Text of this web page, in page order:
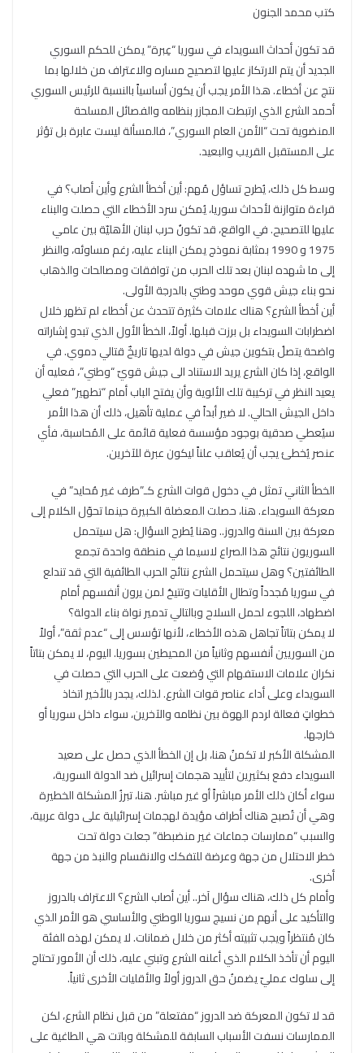
كتب محمد الجنون
قد تكون أحداث السويداء في سوريا “عِبرة” يمكن للحكم السوري
الجديد أن يتم الارتكاز عليها لتصحيح مساره والاعتراف من خلالها بما
نتج عن أخطاء. هذا الأمر يجب أن يكون أساسياً بالنسبة للرئيس السوري
أحمد الشرع الذي ارتبطت المجازر بنظامه والفصائل المسلحة
المنضوية تحت “الأمن العام السوري”، فالمسألة ليست عابرة بل تؤثر
على المستقبل القريب والبعيد.
وسط كل ذلك، يُطرح تساؤل مُهم: أين أخطأ الشرع وأين أصاب؟ في
قراءة متوازنة لأحداث سوريا، يُمكن سرد الأخطاء التي حصلت والبناء
عليها للتصحيح. في الواقع، قد تكونُ حرب لبنان الأهليّة بين عامي
1975 و 1990 بمثابة نموذج يمكن البناء عليه، رغم مساوئه، والنظر
إلى ما شهده لبنان بعد تلك الحرب من توافقات ومصالحات والذهاب
نحو بناء جيش قوي موحد وطني بالدرجة الأولى.
أين أخطأ الشرع؟ هناك علامات كثيرة تتحدث عن أخطاء لم تظهر خلال
اضطرابات السويداء بل برزت قبلها. أولاً، الخطأ الأول الذي تبدو إشاراته
واضحة يتصلُ بتكوين جيش في دولة لديها تاريخٌ قتالي دموي. في
الواقع، إذا كان الشرع يريد الاستناد الى جيش قويّ “وطني”، فعليه أن
يعيد النظر في تركيبة تلك الألوية وأن يفتح الباب أمام “تطهير” فعلي
داخل الجيش الحالي. لا ضير أبداً في عملية تأهيل، ذلك أن هذا الأمر
سيُعطي صدقية بوجود مؤسسة فعلية قائمة على المُحاسبة، فأي
عنصر يُخطئ يجب أن يُعاقب علناً ليكون عبرة للآخرين.
الخطأ الثاني تمثل في دخول قوات الشرع كـ”طرف غير مُحايد” في
معركة السويداء. هنا، حصلت المعضلة الكبيرة حينما تحوّل الكلام إلى
معركة بين السنة والدروز.. وهنا يُطرح السؤال: هل سيتحمل
السوريون نتائج هذا الصراع لاسيما في منطقة واحدة تجمع
الطائفتين؟ وهل سيتحمل الشرع نتائج الحرب الطائفية التي قد تندلع
في سوريا مُجدداً وتطال الأقليات وتتيحُ لمن يرون أنفسهم أمام
اضطهاد، اللجوء لحمل السلاح وبالتالي تدمير نواة بناء الدولة؟
لا يمكن بتاتاً تجاهل هذه الأخطاء، لأنها تؤسس إلى “عدم ثقة”، أولاً
من السوريين أنفسهم وثانياً من المحيطين بسوريا. اليوم، لا يمكن بتاتاً
نكران علامات الاستفهام التي وُضعت على الحرب التي حصلت في
السويداء وعلى أداء عناصر قوات الشرع. لذلك، يجدر بالأخير اتخاذ
خطواتٍ فعالة لردم الهوة بين نظامه والآخرين، سواء داخل سوريا أو
خارجها.
المشكلة الأكبر لا تكمنُ هنا، بل إن الخطأ الذي حصل على صعيد
السويداء دفع بكثيرين لتأييد هجمات إسرائيل ضد الدولة السورية،
سواء أكان ذلك الأمر مباشراً أو غير مباشر. هنا، تبرزُ المشكلة الخطيرة
وهي أن تُصبح هناك أطراف مؤيدة لهجمات إسرائيلية على دولة عربية،
والسبب “ممارسات جماعات غير منضبطة” جعلت دولة تحت
خطر الاحتلال من جهة وعرضة للتفكك والانقسام والنبذ من جهة
أخرى.
وأمام كل ذلك، هناك سؤال آخر.. أين أصاب الشرع؟ الاعتراف بالدروز
والتأكيد على أنهم من نسيج سوريا الوطني والأساسي هو الأمر الذي
كان مُنتظراً ويجب تثبيته أكثر من خلال ضمانات. لا يمكن لهذه الفئة
اليوم أن تأخذ الكلام الذي أعلنه الشرع وتبني عليه، ذلك أن الأمور تحتاج
إلى سلوك عمليّ يضمنُ حق الدروز أولاً والأقليات الأخرى ثانياً.
قد لا تكون المعركة ضد الدروز “مفتعلة” من قبل نظام الشرع، لكن
الممارسات نسفت الأسباب السابقة للمشكلة وباتت هي الطاغية على